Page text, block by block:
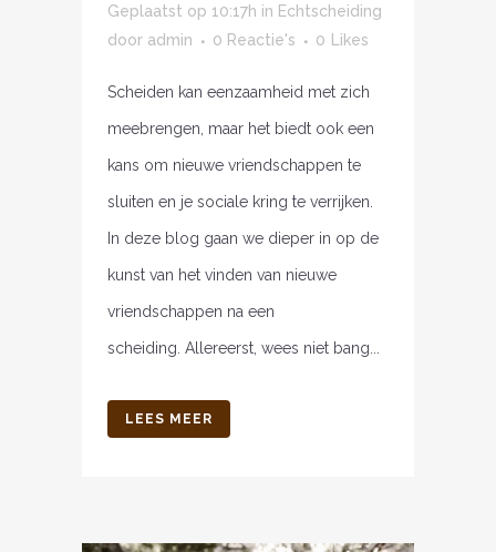
Geplaatst op 10:17h in Echtscheiding
door admin 0 Reactie's 0 Likes
Scheiden kan eenzaamheid met zich
meebrengen, maar het biedt ook een
kans om nieuwe vriendschappen te
sluiten en je sociale kring te verrijken.
In deze blog gaan we dieper in op de
kunst van het vinden van nieuwe
vriendschappen na een
scheiding. Allereerst, wees niet bang...
LEES MEER